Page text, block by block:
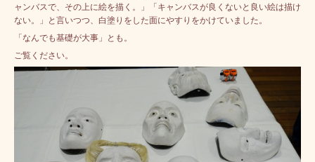
ャンバスで、その上に絵を描く。」「キャンバスが良くないと良い絵は描け
ない。
」
と言いつつ、白塗りをした面にやすりをかけていました。
「なんでも基礎が大事」とも。
ご覧ください。